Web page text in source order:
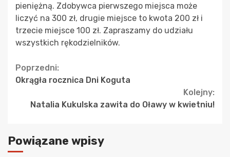
pieniężną. Zdobywca pierwszego miejsca może
liczyć na 300 zł, drugie miejsce to kwota 200 zł i
trzecie miejsce 100 zł. Zapraszamy do udziału
wszystkich rękodzielników.
Continue
Reading
Poprzedni:
Okrągła rocznica Dni Koguta
Kolejny:
Natalia Kukulska zawita do Oławy w kwietniu!
Powiązane wpisy